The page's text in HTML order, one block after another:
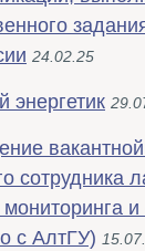
24.02.25
энергетик
сотрудника
и
с АлтГУ)